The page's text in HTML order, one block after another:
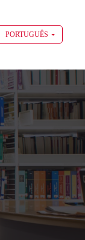
PORTUGUÊS